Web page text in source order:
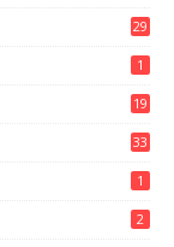
29
1
19
33
1
2